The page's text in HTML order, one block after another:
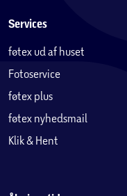
Services
føtex ud af huset
Fotoservice
føtex plus
føtex nyhedsmail
Klik & Hent